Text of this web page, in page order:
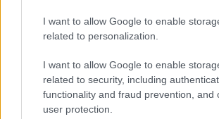
I want to allow Google to enable
related to personalization.
I want to allow Google to enable
related to security, including
functionality and fraud prevention, and
user protection.